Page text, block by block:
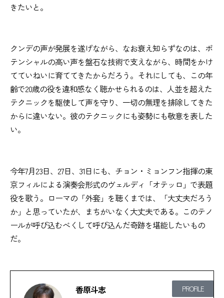
きたいと。
クンデの声が発展を遂げながら、なお衰え知らずなのは、ポ
テンシャルの高い声を盤石な技術で支えながら、時間をかけ
てていねいに育ててきたからだろう。それにしても、この年
齢で20歳の役を違和感なく聴かせられるのは、人並を超えた
テクニックを駆使して声を守り、一切の無理を排除してきた
からに違いない。彼のテクニックにも姿勢にも敬意を表した
い。
今年7月23日、27日、31日にも、チョン・ミョンフン指揮の東
京フィルによる演奏会形式のヴェルディ「オテッロ」で表題
役を歌う。ローマの「外套」を聴くまでは、「大丈夫だろう
か」と思っていたが、まちがいなく大丈夫である。このテノ
ールが呼び込むべくして呼び込んだ奇跡を堪能したいもの
だ。
PROFILE
香原斗志